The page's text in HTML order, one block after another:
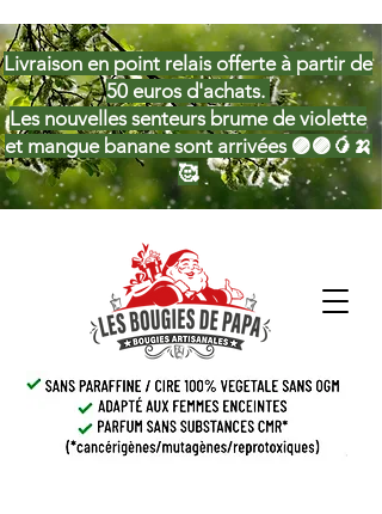
Livraison en point relais offerte à partir de
50 euros d'achats.
Les nouvelles senteurs brume de violette
et mangue banane sont arrivées 🟣🟣🥭🍌
🥰